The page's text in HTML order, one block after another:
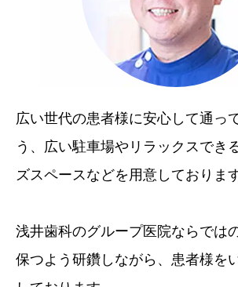
広い世代の患者様に安心して通っ
う、広い駐車場やリラックスでき
ズスペースなどを用意しております
浅井歯科のグループ医院ならでは
保つよう研鑽しながら、患者様を